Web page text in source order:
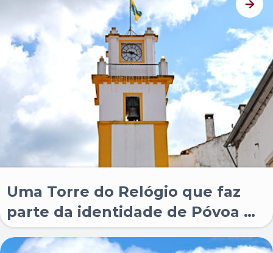
Uma Torre do Relógio que faz
parte da identidade de Póvoa e
Meadas.